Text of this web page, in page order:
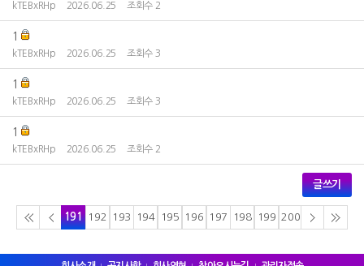
kTEBxRHp 2026.06.25 조회수 2
1
kTEBxRHp 2026.06.25 조회수 3
1
kTEBxRHp 2026.06.25 조회수 3
1
kTEBxRHp 2026.06.25 조회수 2
글쓰기
191 192 193 194 195 196 197 198 199 200